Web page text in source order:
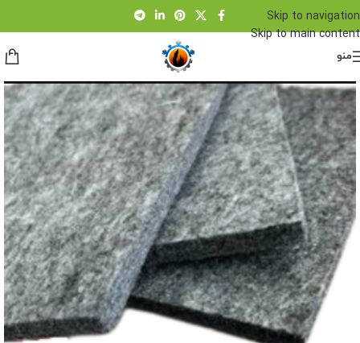
Skip to navigation
Skip to main content
منو